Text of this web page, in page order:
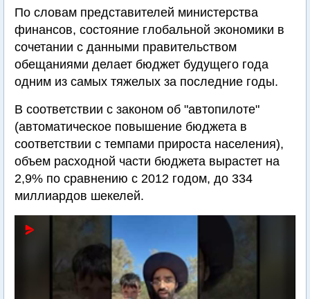
По словам представителей министерства
финансов, состояние глобальной экономики в
сочетании с данными правительством
обещаниями делает бюджет будущего года
одним из самых тяжелых за последние годы.
В соответствии с законом об "автопилоте"
(автоматическое повышение бюджета в
соответствии с темпами прироста населения),
объем расходной части бюджета вырастет на
2,9% по сравнению с 2012 годом, до 334
миллиардов шекелей.